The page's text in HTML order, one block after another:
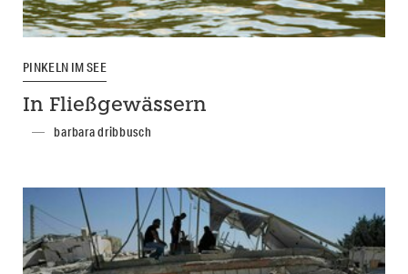
PINKELN IM SEE
In Fließgewässern
barbara dribbusch